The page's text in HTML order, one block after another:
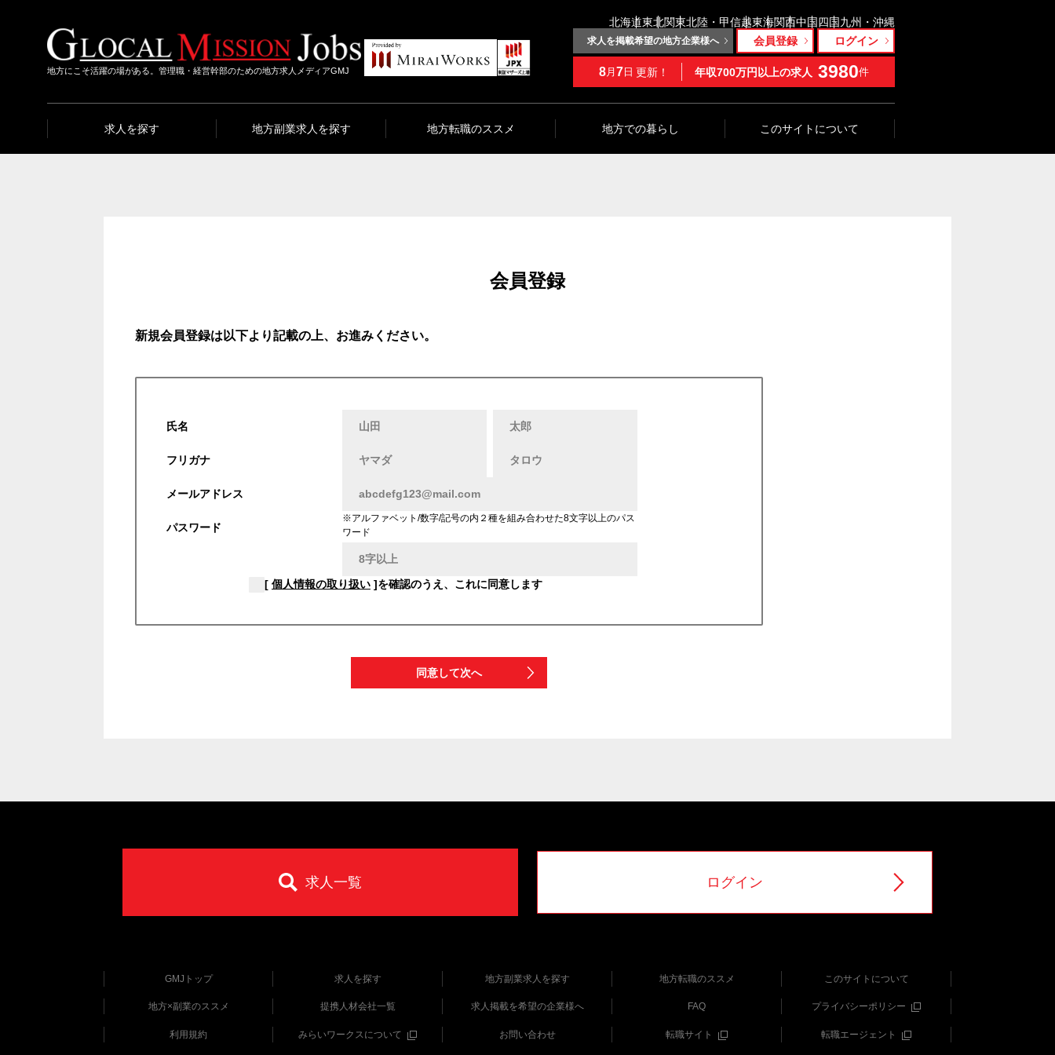
地方にこそ活躍の場がある。管理職・経営幹部のための地方求人メディアGMJ
北海道東北関東北陸・甲信越東海関西中国四国九州・沖縄
求人を掲載希望の地方企業様へ 会員登録 ログイン
8月 7日 更新！ 年収700万円以上の求人 3980件
求人を探す 地方副業求人を探す 地方転職のススメ 地方での暮らし このサイトについて
会員登録
新規会員登録は以下より記載の上、お進みください。
氏名
フリガナ
メールアドレス
パスワード
※アルファベット/数字/記号の内２種を組み合わせた8文字以上のパス
ワード
[ 個人情報の取り扱い ]を確認のうえ、これに同意します
同意して次へ
求人一覧 ログイン
GMJトップ 求人を探す 地方副業求人を探す 地方転職のススメ このサイトについて
地方×副業のススメ 提携人材会社一覧 求人掲載を希望の企業様へ FAQ プライバシーポリシー
利用規約 みらいワークスについて お問い合わせ 転職サイト 転職エージェント